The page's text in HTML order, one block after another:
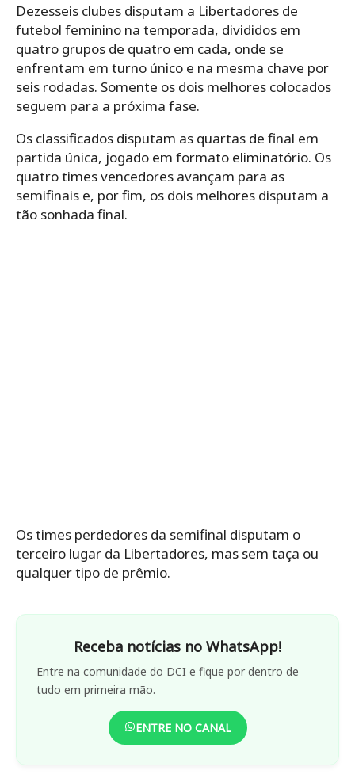
Dezesseis clubes disputam a Libertadores de
futebol feminino na temporada, divididos em
quatro grupos de quatro em cada, onde se
enfrentam em turno único e na mesma chave por
seis rodadas. Somente os dois melhores colocados
seguem para a próxima fase.
Os classificados disputam as quartas de final em
partida única, jogado em formato eliminatório. Os
quatro times vencedores avançam para as
semifinais e, por fim, os dois melhores disputam a
tão sonhada final.
Os times perdedores da semifinal disputam o
terceiro lugar da Libertadores, mas sem taça ou
qualquer tipo de prêmio.
Receba notícias no WhatsApp!
Entre na comunidade do DCI e fique por dentro de
tudo em primeira mão.
ENTRE NO CANAL